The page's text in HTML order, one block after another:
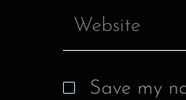
Save my